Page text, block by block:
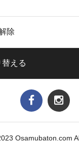
除
える
Osamubaton.com